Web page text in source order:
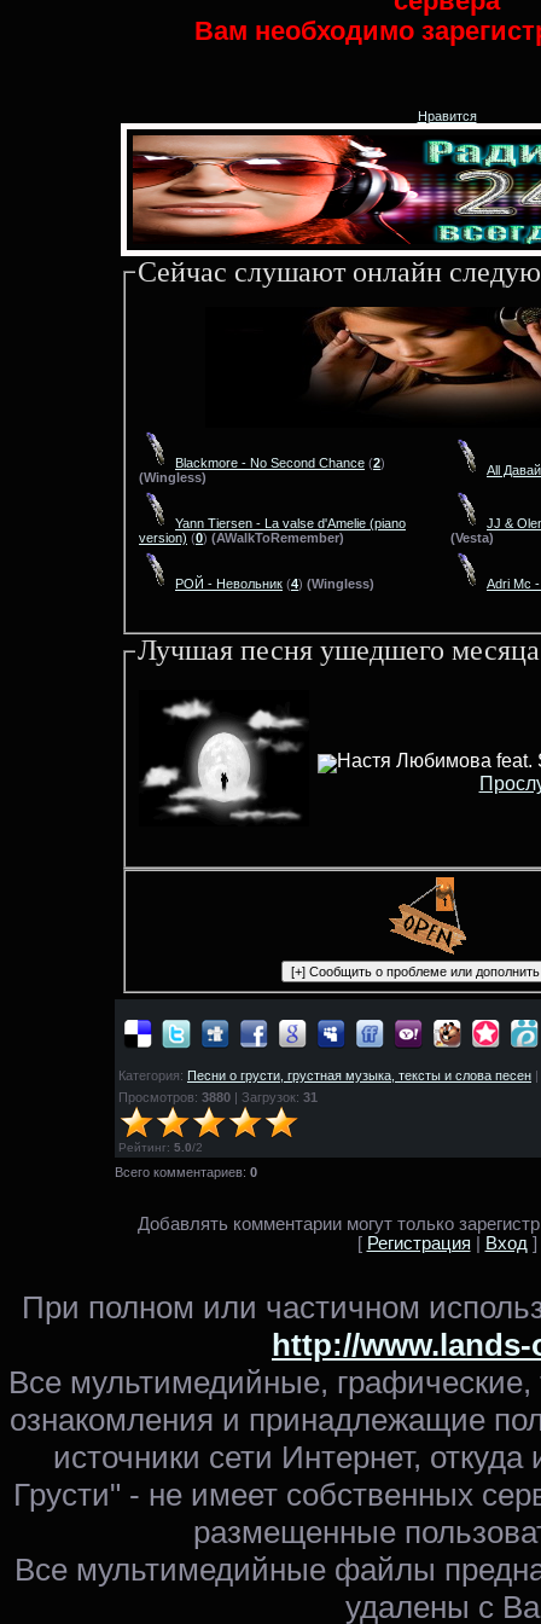
Вам необходимо
Нравится
Сейчас слушают онлайн
Blackmore - No Second Chance (2)
(Wingless)
All
Yann Tiersen - La valse d'Amelie (piano
version) (0) (AWalkToRemember)
JJ &
(Vesta)
РОЙ - Невольник (4) (Wingless) Adri Mc
Лучшая песня ушедшего
Настя Любимова
Категория: Песни о грусти, грустная музыка, тексты и слова песен
Просмотров: 3880 | Загрузок: 31
Рейтинг: 5.0/2
Всего комментариев: 0
Добавлять комментарии могут только
[ Регистрация Вход ]
При полном или частичном
http://
Все мультимедийные,
ознакомления и принадлежащие
источники сети Интернет,
Грусти" - не имеет собственных
размещенные
Все мультимедийные файлы
удалены с